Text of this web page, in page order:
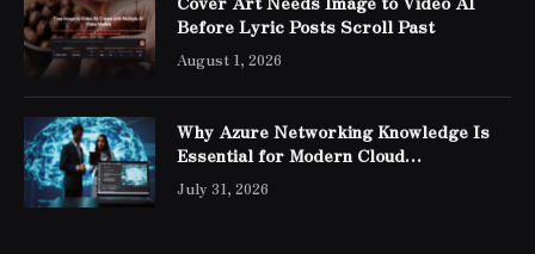
Before Lyric Posts Scroll Past
August 1, 2026
Why Azure Networking Knowledge Is
Essential for Modern Cloud
Professionals
July 31, 2026